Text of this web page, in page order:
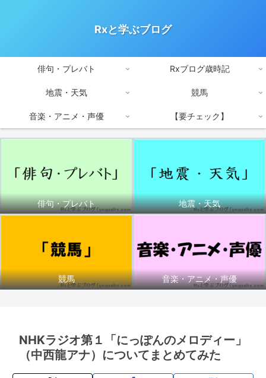
Rxと学ぶブログ
俳句・プレバト Rxブログ歳時記
地震・天気 競馬
音楽・アニメ・声優 【要チェック】
俳句・プレバト 地震・天気
競馬 音楽・アニメ・声優
NHKラジオ第１「にっぽんのメロディー」
（中西龍アナ）についてまとめてみた